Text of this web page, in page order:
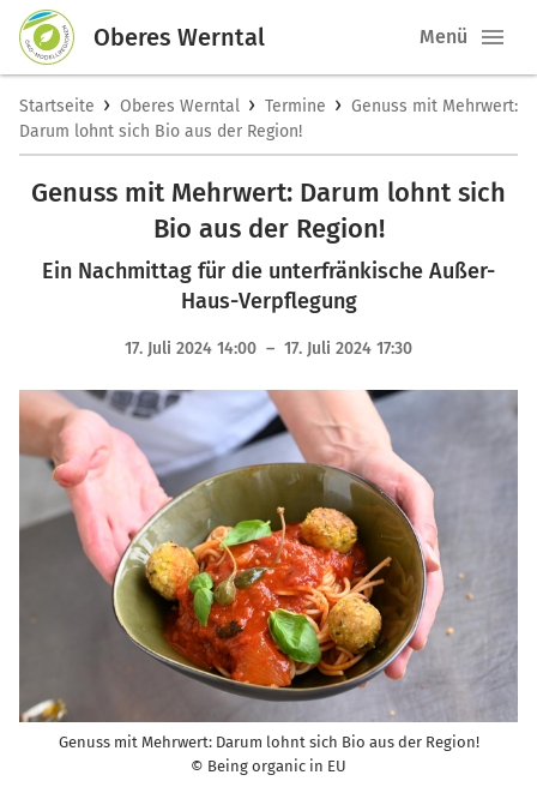
Oberes Werntal Menü
Startseite › Oberes Werntal › Termine › Genuss mit Mehrwert:
Darum lohnt sich Bio aus der Region!
Genuss mit Mehrwert: Darum lohnt sich
Bio aus der Region!
Ein Nachmittag für die unterfränkische Außer-
Haus-Verpflegung
17. Juli 2024 14:00 – 17. Juli 2024 17:30
Genuss mit Mehrwert: Darum lohnt sich Bio aus der Region!
© Being organic in EU